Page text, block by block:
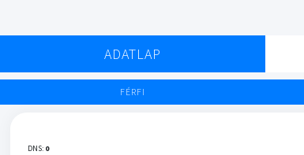
ADATLAP
FÉRFI
DNS: 0